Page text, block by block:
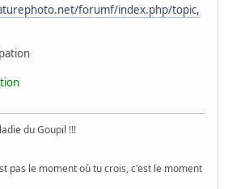
forumf/index.php/topic,
du Goupil !!!
pas le moment où tu crois, c'est le moment